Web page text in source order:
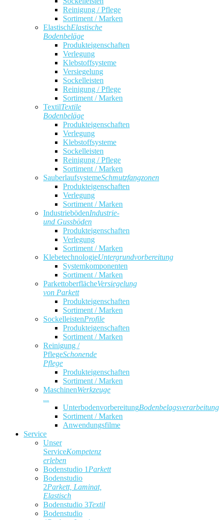
Reinigung / Pflege
Sortiment / Marken
ElastischElastische
Bodenbeläge
Produkteigenschaften
Verlegung
Klebstoffsysteme
Versiegelung
Sockelleisten
Reinigung / Pflege
Sortiment / Marken
TextilTextile
Bodenbeläge
Produkteigenschaften
Verlegung
Klebstoffsysteme
Sockelleisten
Reinigung / Pflege
Sortiment / Marken
SauberlaufsystemeSchmutzfangzonen
Produkteigenschaften
Verlegung
Sortiment / Marken
IndustriebödenIndustrie-
und Gussböden
Produkteigenschaften
Verlegung
Sortiment / Marken
KlebetechnologieUntergrundvorbereitung
Systemkomponenten
Sortiment / Marken
ParkettoberflächeVersiegelung
von Parkett
Produkteigenschaften
Sortiment / Marken
SockelleistenProfile
Produkteigenschaften
Sortiment / Marken
Reinigung /
PflegeSchonende
Pflege
Produkteigenschaften
Sortiment / Marken
MaschinenWerkzeuge
...
UnterbodenvorbereitungBodenbelagsverarbeitung
Sortiment / Marken
Anwendungsfilme
Service
Unser
ServiceKompetenz
erleben
Bodenstudio 1 Parkett
Bodenstudio
2Parkett, Laminat,
Elastisch
Bodenstudio 3Textil
Bodenstudio